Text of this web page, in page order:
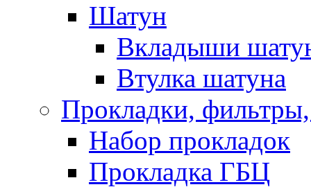
Шатун
Вкладыши
Втулка шатуна
Прокладки,
Набор прокладок
Прокладка ГБЦ